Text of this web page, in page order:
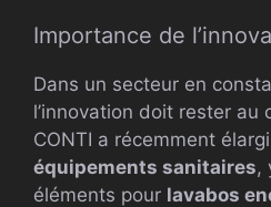
Importance de
Dans un secteur en
l’innovation doit rester au
CONTI a récemment
équipements sanitaires,
éléments pour lavabos